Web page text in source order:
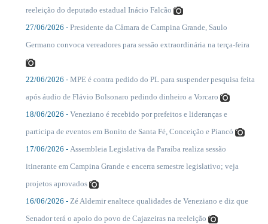
reeleição do deputado estadual Inácio Falcão
27/06/2026 - Presidente da Câmara de Campina Grande, Saulo
Germano convoca vereadores para sessão extraordinária na terça-feira
22/06/2026 - MPE é contra pedido do PL para suspender pesquisa feita
após áudio de Flávio Bolsonaro pedindo dinheiro a Vorcaro
18/06/2026 - Veneziano é recebido por prefeitos e lideranças e
participa de eventos em Bonito de Santa Fé, Conceição e Piancó
17/06/2026 - Assembleia Legislativa da Paraíba realiza sessão
itinerante em Campina Grande e encerra semestre legislativo; veja
projetos aprovados
16/06/2026 - Zé Aldemir enaltece qualidades de Veneziano e diz que
Senador terá o apoio do povo de Cajazeiras na reeleição